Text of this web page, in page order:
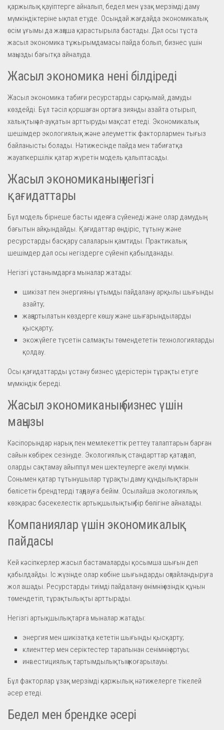
қаржылық қауіптерге айналып, бедел мен ұзақ мерзімді даму
мүмкіндіктеріне ықпал етуде. Осындай жағдайда экономикалық
өсім ұғымы да жаңаша қарастырыла бастады. Дәл осы тұста
жасыл экономика тұжырымдамасы пайда болып, бизнес үшін
маңызды бағытқа айналуда.
Жасыл экономика нені білдіреді
Жасыл экономика табиғи ресурстарды сарқымай, дамуды
көздейді. Бұл тәсіл қоршаған ортаға зиянды азайта отырып,
халықтың әл-ауқатын арттыруды мақсат етеді. Экономикалық
шешімдер экологиялық және әлеуметтік факторлармен тығыз
байланысты болады. Нәтижесінде пайда мен табиғатқа
жауапкершілік қатар жүретін модель қалыптасады.
Жасыл экономиканың негізгі
қағидаттары
Бұл модель бірнеше басты идеяға сүйенеді және олар дамудың
бағытын айқындайды. Қағидаттар өндіріс, тұтыну және
ресурстарды басқару салаларын қамтиды. Практикалық
шешімдер дәл осы негіздерге сүйеніп қабылданады.
Негізгі ұстанымдарға мыналар жатады:
шикізат пен энергияны ұтымды пайдалану арқылы шығынды
азайту;
жаңартылатын көздерге көшу және шығарындыларды
қысқарту;
экожүйеге түсетін салмақты төмендететін технологияларды
қолдау.
Осы қағидаттарды ұстану бизнес үдерістерін тұрақты етуге
мүмкіндік береді.
Жасыл экономиканың бизнес үшін
маңызы
Кәсіпорындар нарық пен мемлекеттік реттеу талаптарын барған
сайын көбірек сезінуде. Экологиялық стандарттар қатаңдап,
оларды сақтамау айыппұл мен шектеулерге әкелуі мүмкін.
Сонымен қатар тұтынушылар тұрақты даму құндылықтарын
бөлісетін брендтерді таңдауға бейім. Осылайша экологиялық
көзқарас бәсекелестік артықшылықтың бір бөлігіне айналады.
Компаниялар үшін экономикалық
пайдасы
Кей кәсіпкерлер жасыл бастамаларды қосымша шығын деп
қабылдайды. Іс жүзінде олар көбіне шығындарды оңтайландыруға
жол ашады. Ресурстарды тиімді пайдалану өнімнің өзіндік құнын
төмендетіп, тұрақтылықты арттырады.
Негізгі артықшылықтарға мыналар жатады:
энергия мен шикізатқа кететін шығынды қысқарту;
клиенттер мен серіктестер тарапынан сенімнің артуы;
инвестициялық тартымдылықтың жоғарылауы.
Бұл факторлар ұзақ мерзімді қаржылық нәтижелерге тікелей
әсер етеді.
Бедел мен брендке әсері